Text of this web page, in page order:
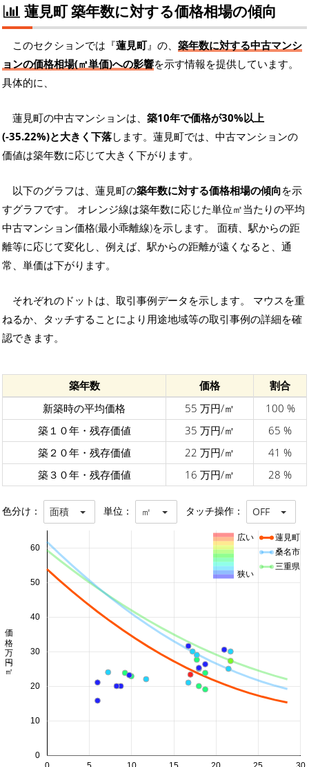
蓮見町 築年数に対する価格相場の傾向
このセクションでは『蓮見町』の、 築年数に対する中古マンシ
ョンの価格相場(㎡単価)への影響を示す情報を提供しています。
具体的に、
蓮見町の中古マンションは、 築10年で価格が30%以上
(-35.22%)と大きく下落します。蓮見町では、中古マンションの
価値は築年数に応じて大きく下がります。
以下のグラフは、蓮見町の築年数に対する価格相場の傾向を示
すグラフです。 オレンジ線は築年数に応じた単位㎡当たりの平均
中古マンション価格(最小乖離線)を示します。 面積、駅からの距
離等に応じて変化し、例えば、駅からの距離が遠くなると、通
常、単価は下がります。
それぞれのドットは、取引事例データを示します。 マウスを重
ねるか、タッチすることにより用途地域等の取引事例の詳細を確
認できます。
築年数 価格
割合
新築時の平均価格
55 万円/㎡
100 %
築１０年・残存価値
35 万円/㎡
65 %
築２０年・残存価値
22 万円/㎡
41 %
築３０年・残存価値
16 万円/㎡ 28 %
色分け： 面積 単位： ㎡ タッチ操作： OFF
0
10
20
30
40
50
60
価格 万円/㎡
蓮見町
桑名市
三重県
広い
狭い